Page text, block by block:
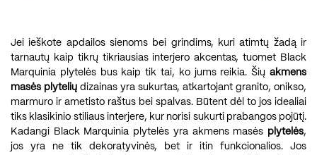
Jei ieškote apdailos sienoms bei grindims, kuri atimtų žadą ir
tarnautų kaip tikrų tikriausias interjero akcentas, tuomet Black
Marquinia plytelės bus kaip tik tai, ko jums reikia. Šių akmens
masės plytelių dizainas yra sukurtas, atkartojant granito, onikso,
marmuro ir ametisto raštus bei spalvas. Būtent dėl to jos idealiai
tiks klasikinio stiliaus interjere, kur norisi sukurti prabangos pojūtį.
Kadangi Black Marquinia plytelės yra akmens masės plytelės,
jos yra ne tik dekoratyvinės, bet ir itin funkcionalios. Jos